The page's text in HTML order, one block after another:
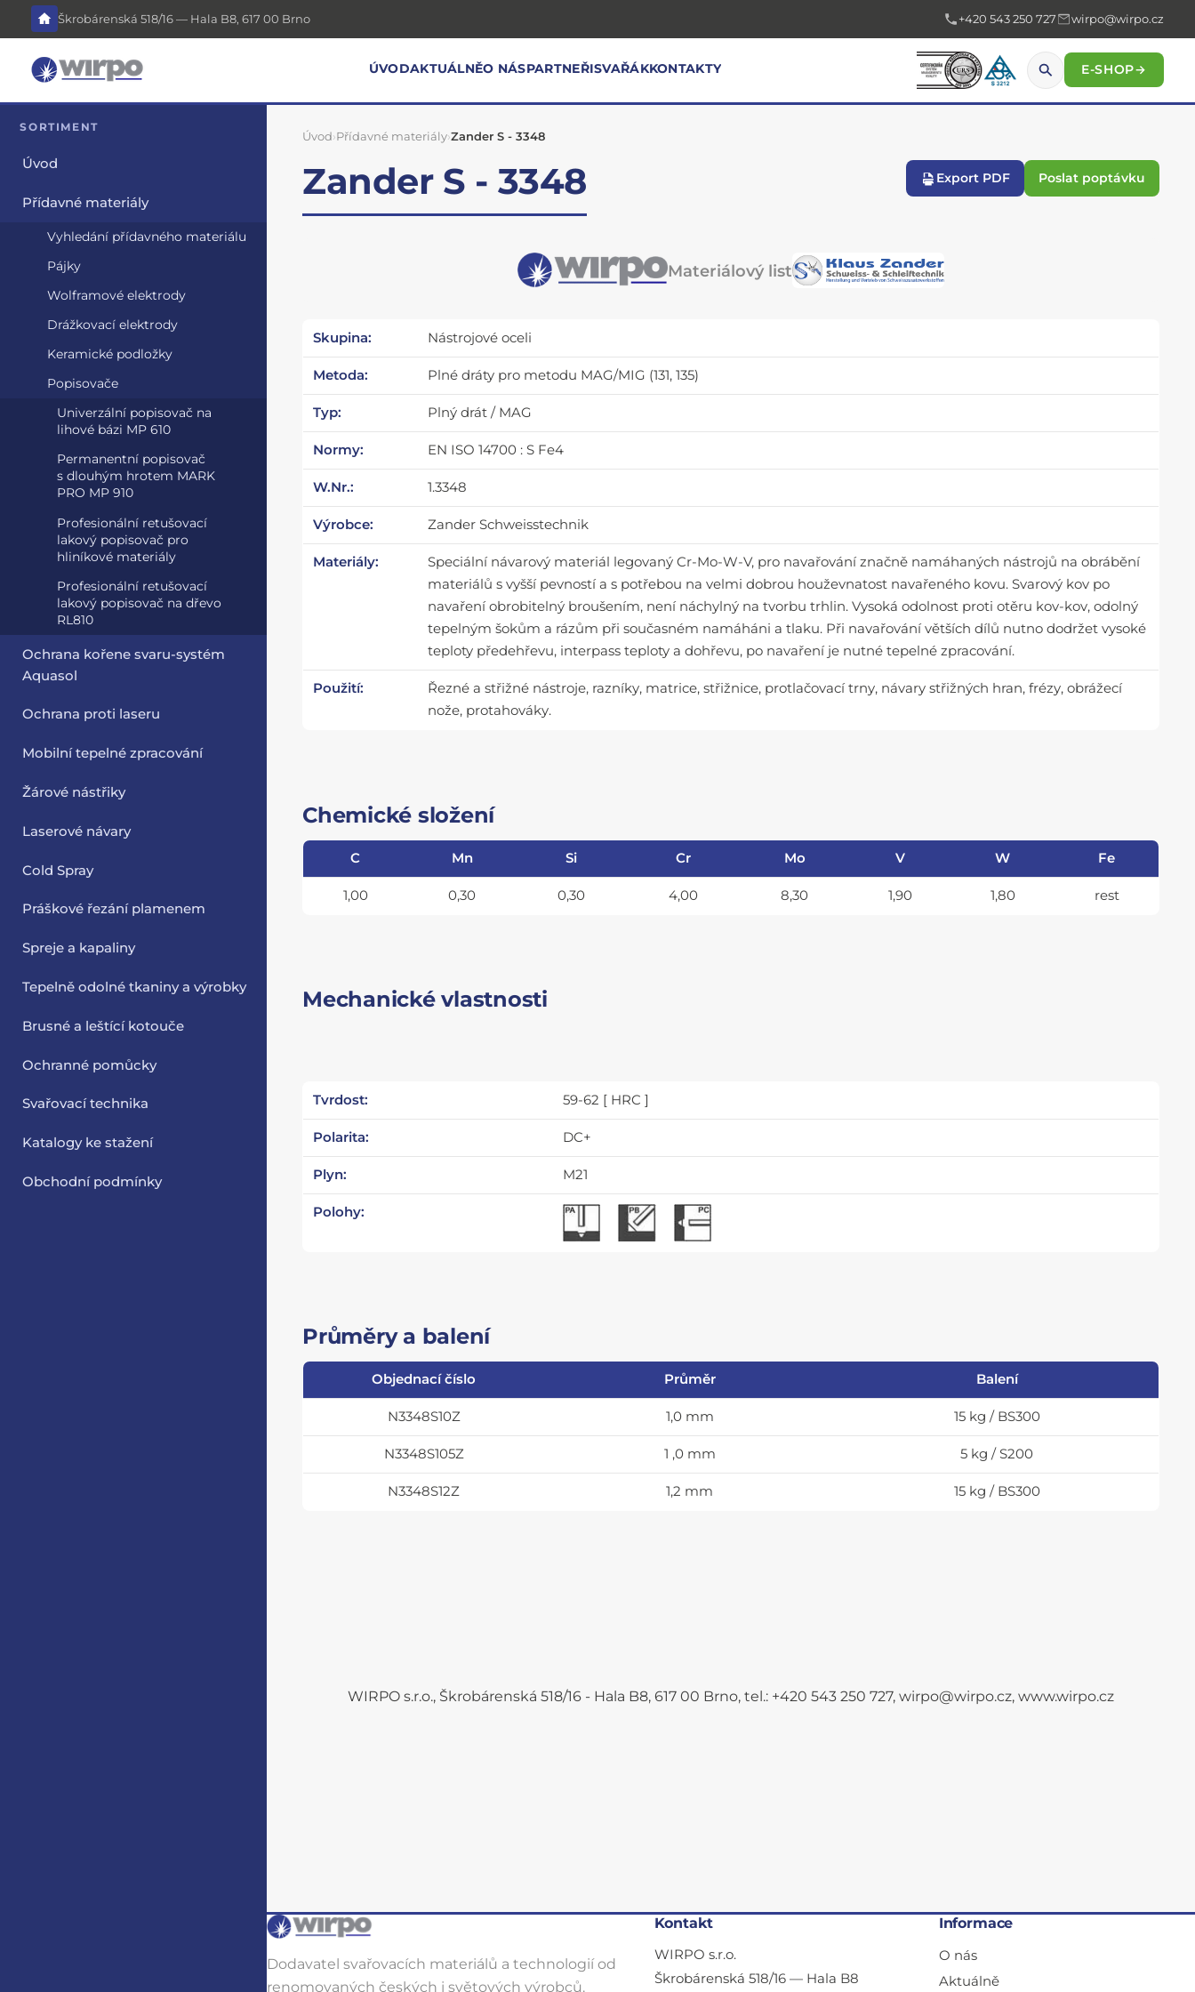
Škrobárenská 518/16 — Hala B8, 617 00 Brno +420 543 250 727 wirpo@wirpo.cz
ÚVODAKTUÁLNĚO NÁSPARTNEŘISVAŘÁKKONTAKTY E-SHOP→
SORTIMENT
Úvod
Přídavné materiály
Vyhledání přídavného materiálu
Pájky
Wolframové elektrody
Drážkovací elektrody
Keramické podložky
Popisovače
Univerzální popisovač na
lihové bázi MP 610
Permanentní popisovač
s dlouhým hrotem MARK
PRO MP 910
Profesionální retušovací
lakový popisovač pro
hliníkové materiály
Profesionální retušovací
lakový popisovač na dřevo
RL810
Ochrana kořene svaru-systém
Aquasol
Ochrana proti laseru
Mobilní tepelné zpracování
Žárové nástřiky
Laserové návary
Cold Spray
Práškové řezání plamenem
Spreje a kapaliny
Tepelně odolné tkaniny a výrobky
Brusné a leštící kotouče
Ochranné pomůcky
Svařovací technika
Katalogy ke stažení
Obchodní podmínky
Úvod›Přídavné materiály›Zander S - 3348
Zander S - 3348 Export PDF Poslat poptávku
Materiálový list
Skupina: Nástrojové oceli
Metoda: Plné dráty pro metodu MAG/MIG (131, 135)
Typ: Plný drát / MAG
Normy: EN ISO 14700 : S Fe4
W.Nr.: 1.3348
Výrobce: Zander Schweisstechnik
Materiály:
Speciální návarový materiál legovaný Cr-Mo-W-V, pro navařování značně namáhaných nástrojů na obrábění
materiálů s vyšší pevností a s potřebou na velmi dobrou houževnatost navařeného kovu. Svarový kov po
navaření obrobitelný broušením, není náchylný na tvorbu trhlin. Vysoká odolnost proti otěru kov-kov, odolný
tepelným šokům a rázům při současném namáháni a tlaku. Při navařování větších dílů nutno dodržet vysoké
teploty předehřevu, interpass teploty a dohřevu, po navaření je nutné tepelné zpracování.
Použití:
Řezné a střižné nástroje, razníky, matrice, střižnice, protlačovací trny, návary střižných hran, frézy, obrážecí
nože, protahováky.
Chemické složení
C Mn Si Cr Mo V W Fe
1,00 0,30 0,30 4,00 8,30 1,90 1,80 rest
Mechanické vlastnosti
Tvrdost: 59-62 [ HRC ]
Polarita: DC+
Plyn: M21
Polohy:
Průměry a balení
Objednací číslo Průměr Balení
N3348S10Z 1,0 mm 15 kg / BS300
N3348S105Z 1 ,0 mm 5 kg / S200
N3348S12Z 1,2 mm 15 kg / BS300
WIRPO s.r.o., Škrobárenská 518/16 - Hala B8, 617 00 Brno, tel.: +420 543 250 727, wirpo@wirpo.cz, www.wirpo.cz
Dodavatel svařovacích materiálů a technologií od
renomovaných českých i světových výrobců.
Kontakt
WIRPO s.r.o.
Škrobárenská 518/16 — Hala B8
Informace
O nás
Aktuálně